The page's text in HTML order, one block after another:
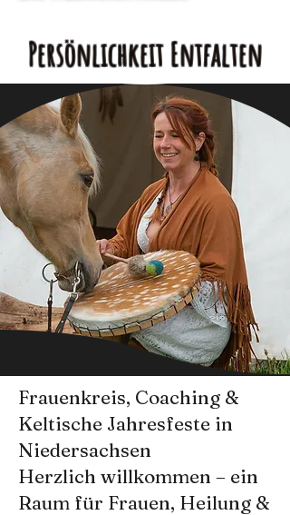
PersönlichkeitEntfalten
Frauenkreis, Coaching &
Keltische Jahresfeste in
Niedersachsen
Herzlich willkommen – ein
Raum für Frauen, Heilung &